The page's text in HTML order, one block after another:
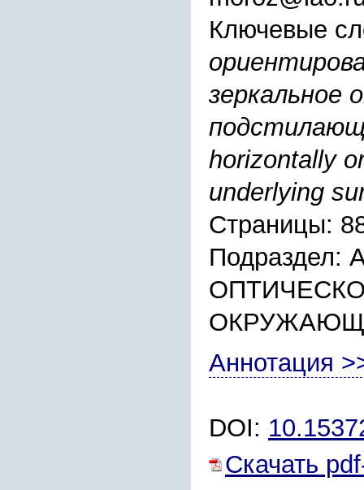
Ключевые
зеркальное
horizontally
underlying
Страницы:
Аннотация
DOI:
Скачать